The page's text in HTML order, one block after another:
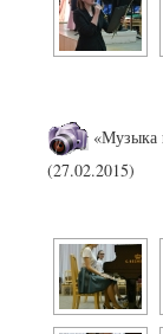
«Музыка
(27.02.2015)